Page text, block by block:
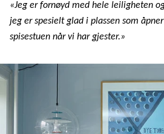
«Jeg er fornøyd med hele leiligheten
jeg er spesielt glad i plassen som
spisestuen når vi har gjester.»